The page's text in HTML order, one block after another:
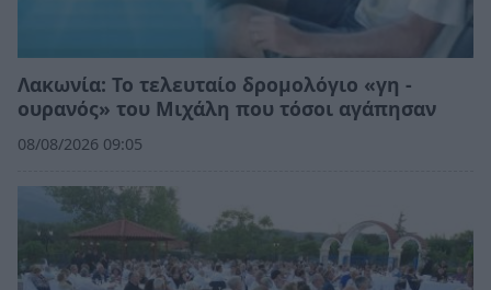
Λακωνία: Το τελευταίο δρομολόγιο «γη -
ουρανός» του Μιχάλη που τόσοι αγάπησαν
08/08/2026 09:05